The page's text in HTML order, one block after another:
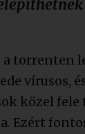
a torrenten
vírusos,
közel
Ezért